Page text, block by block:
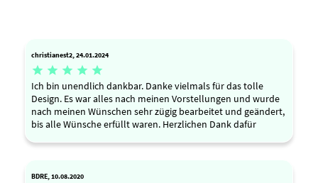
christianest2, 24.01.2024
    
Ich bin unendlich dankbar. Danke vielmals für das tolle
Design. Es war alles nach meinen Vorstellungen und wurde
nach meinen Wünschen sehr zügig bearbeitet und geändert,
bis alle Wünsche erfüllt waren. Herzlichen Dank dafür
BDRE, 10.08.2020